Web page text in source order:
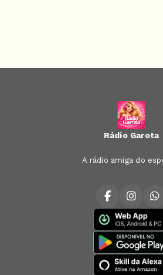
Rádio Garota
A rádio amiga do